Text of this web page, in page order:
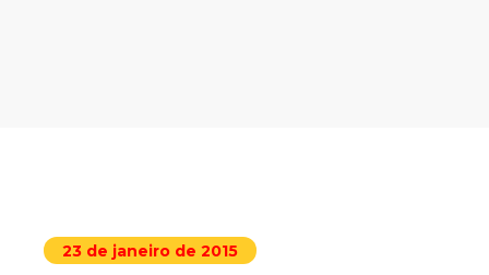
23 de janeiro de 2015